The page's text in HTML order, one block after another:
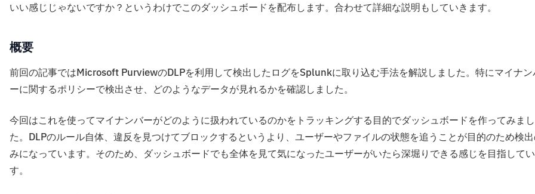
いい感じじゃないですか？というわけでこのダッシュボードを配布します。合わせて詳細な説明もしていきます。
概要
前回の記事ではMicrosoft PurviewのDLPを利用して検出したログをSplunkに取り込む手法を解説しました。特にマイナン
ーに関するポリシーで検出させ、どのようなデータが見れるかを確認しました。
今回はこれを使ってマイナンバーがどのように扱われているのかをトラッキングする目的でダッシュボードを作ってみまし
た。DLPのルール自体、違反を見つけてブロックするというより、ユーザーやファイルの状態を追うことが目的のため検
みになっています。そのため、ダッシュボードでも全体を見て気になったユーザーがいたら深堀りできる感じを目指して
す。